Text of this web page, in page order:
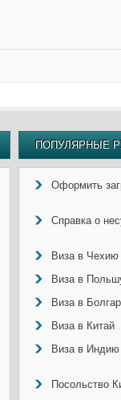
ПОПУЛЯРНЫЕ
Оформить
Справка о
Виза в Чехию
Виза в
Виза в
Виза в Китай
Виза в Индию
Посольство